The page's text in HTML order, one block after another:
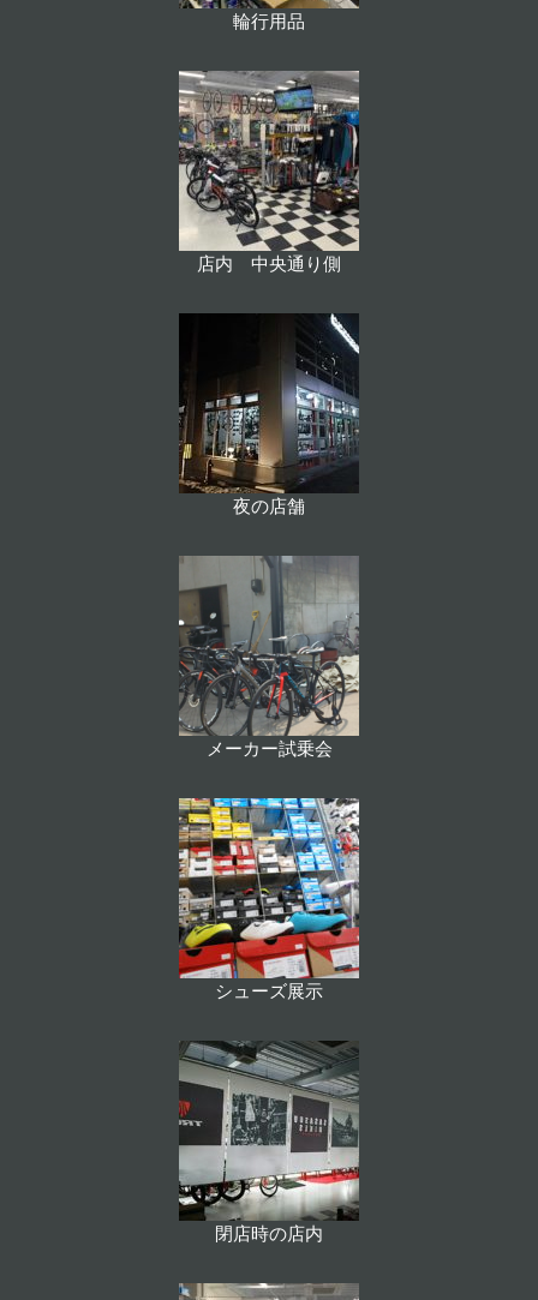
輪行用品
店内 中央通り側
夜の店舗
メーカー試乗会
シューズ展示
閉店時の店内